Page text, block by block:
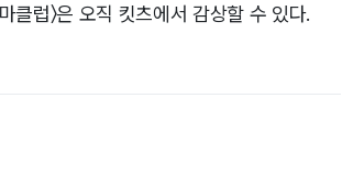
클럽〉은 오직 킷츠에서 감상할 수 있다.